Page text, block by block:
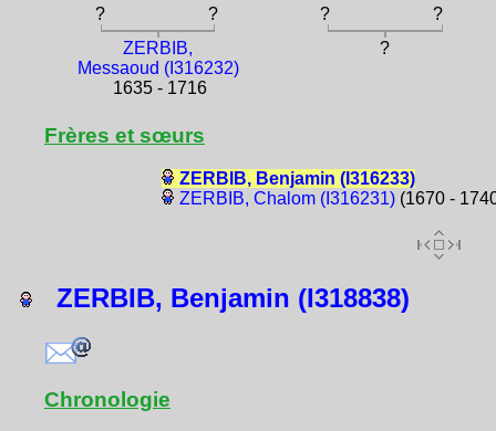
? ? ?
?
ZERBIB,
Messaoud (I316232)
1635 - 1716
?
Frères et sœurs
ZERBIB, Benjamin (I316233)
ZERBIB, Chalom (I316231)(1670 -
ZERBIB, Benjamin (I318838)
Chronologie